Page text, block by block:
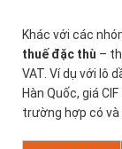
Khác với các
thuế đặc thù –
VAT. Ví dụ với lô
Hàn Quốc, giá CIF
trường hợp có và